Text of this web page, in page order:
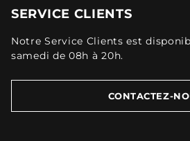
SERVICE CLIENTS
Notre Service Clients est
samedi de 08h à 20h.
CONTACTEZ-